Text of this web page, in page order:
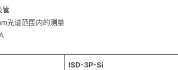
管
光谱范围内的测量
ISD-3P-Si